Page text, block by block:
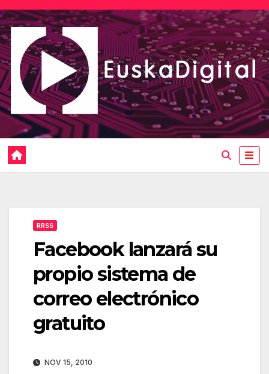
Saltar
al
contenido
RRSS
Facebook lanzará su
propio sistema de
correo electrónico
gratuito
NOV 15, 2010